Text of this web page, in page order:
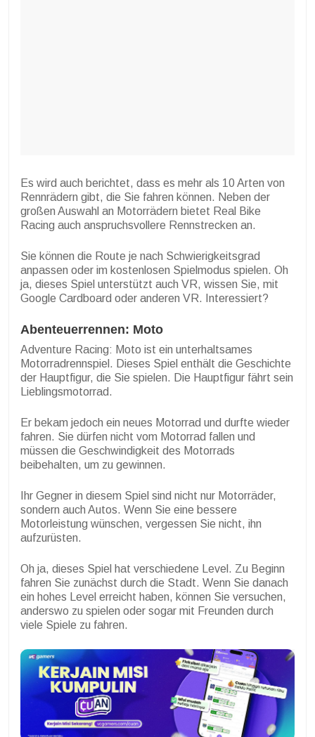
Es wird auch berichtet, dass es mehr als 10 Arten von
Rennrädern gibt, die Sie fahren können. Neben der
großen Auswahl an Motorrädern bietet Real Bike
Racing auch anspruchsvollere Rennstrecken an.
Sie können die Route je nach Schwierigkeitsgrad
anpassen oder im kostenlosen Spielmodus spielen. Oh
ja, dieses Spiel unterstützt auch VR, wissen Sie, mit
Google Cardboard oder anderen VR. Interessiert?
Abenteuerrennen: Moto
Adventure Racing: Moto ist ein unterhaltsames
Motorradrennspiel. Dieses Spiel enthält die Geschichte
der Hauptfigur, die Sie spielen. Die Hauptfigur fährt sein
Lieblingsmotorrad.
Er bekam jedoch ein neues Motorrad und durfte wieder
fahren. Sie dürfen nicht vom Motorrad fallen und
müssen die Geschwindigkeit des Motorrads
beibehalten, um zu gewinnen.
Ihr Gegner in diesem Spiel sind nicht nur Motorräder,
sondern auch Autos. Wenn Sie eine bessere
Motorleistung wünschen, vergessen Sie nicht, ihn
aufzurüsten.
Oh ja, dieses Spiel hat verschiedene Level. Zu Beginn
fahren Sie zunächst durch die Stadt. Wenn Sie danach
ein hohes Level erreicht haben, können Sie versuchen,
anderswo zu spielen oder sogar mit Freunden durch
viele Spiele zu fahren.